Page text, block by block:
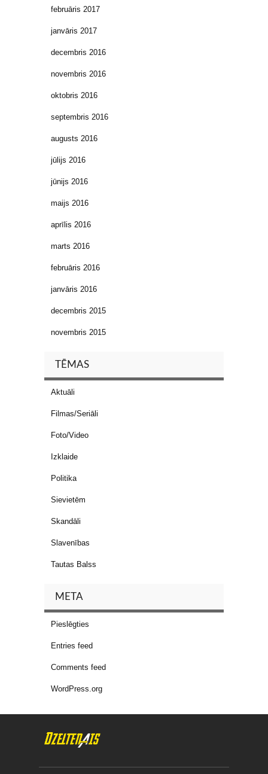
februāris 2017
janvāris 2017
decembris 2016
novembris 2016
oktobris 2016
septembris 2016
augusts 2016
jūlijs 2016
jūnijs 2016
maijs 2016
aprīlis 2016
marts 2016
februāris 2016
janvāris 2016
decembris 2015
novembris 2015
TĒMAS
Aktuāli
Filmas/Seriāli
Foto/Video
Izklaide
Politika
Sievietēm
Skandāli
Slavenības
Tautas Balss
META
Pieslēgties
Entries feed
Comments feed
WordPress.org